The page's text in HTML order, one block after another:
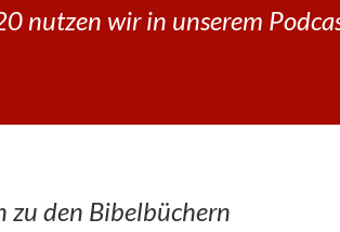
nutzen wir in unserem
zu den Bibelbüchern